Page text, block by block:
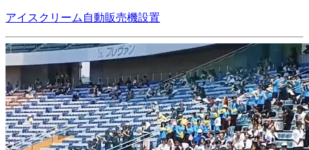
アイスクリーム自動販売機設置